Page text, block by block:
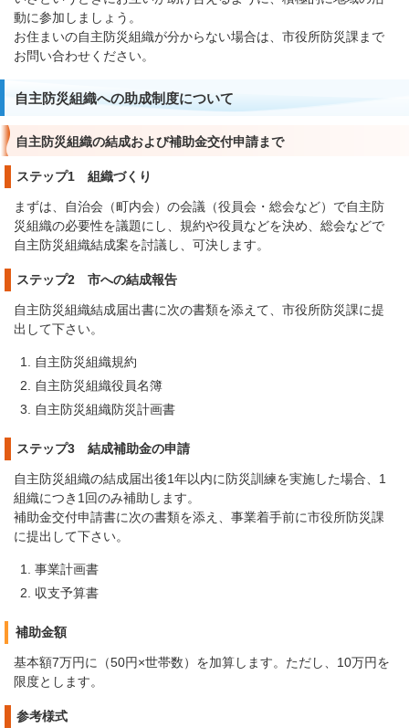
動に参加しましょう。
お住まいの自主防災組織が分からない場合は、市役所防災課まで
お問い合わせください。
自主防災組織への助成制度について
自主防災組織の結成および補助金交付申請まで
ステップ1 組織づくり
まずは、自治会（町内会）の会議（役員会・総会など）で自主防
災組織の必要性を議題にし、規約や役員などを決め、総会などで
自主防災組織結成案を討議し、可決します。
ステップ2 市への結成報告
自主防災組織結成届出書に次の書類を添えて、市役所防災課に提
出して下さい。
自主防災組織規約
自主防災組織役員名簿
自主防災組織防災計画書
ステップ3 結成補助金の申請
自主防災組織の結成届出後1年以内に防災訓練を実施した場合、1
組織につき1回のみ補助します。
補助金交付申請書に次の書類を添え、事業着手前に市役所防災課
に提出して下さい。
事業計画書
収支予算書
補助金額
基本額7万円に（50円×世帯数）を加算します。ただし、10万円を
限度とします。
参考様式